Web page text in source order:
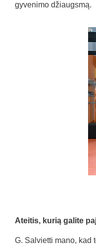
gyvenimo džiaugsmą.
Ateitis, kurią galite
G. Salvietti mano, kad